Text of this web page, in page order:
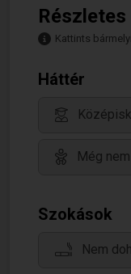
Kattints
Háttér
Még
Szokások
Nem